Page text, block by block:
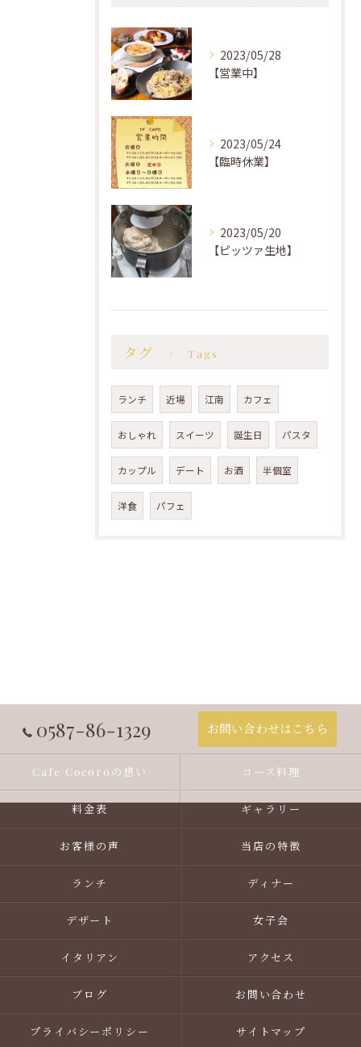
2023/05/28
【営業中】
2023/05/24
【臨時休業】
2023/05/20
【ピッツァ生地】
タグ Tags
ランチ 近場 江南 カフェ
おしゃれ スイーツ 誕生日 パスタ
カップル デート お酒 半個室
洋食 パフェ
0587-86-1329 お問い合わせはこちら
Cafe Cocoroの想い コース料理
料金表 ギャラリー
お客様の声 当店の特徴
ランチ ディナー
デザート 女子会
イタリアン アクセス
ブログ お問い合わせ
プライバシーポリシー サイトマップ